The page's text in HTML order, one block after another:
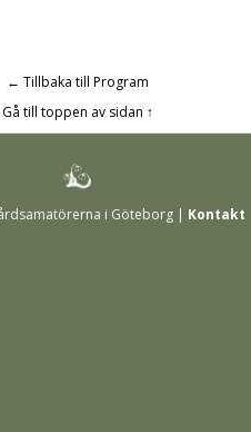
← Tillbaka till Program
Gå till toppen av sidan ↑
i Göteborg | Kontakt